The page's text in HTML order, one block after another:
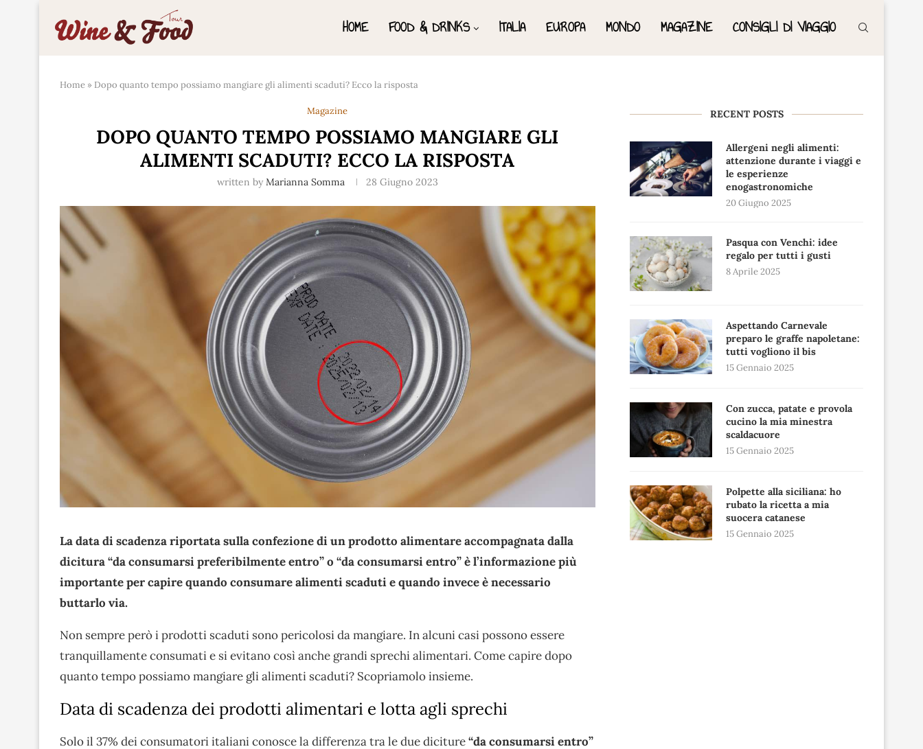
HOME FOOD & DRINKS ITALIA EUROPA MONDO MAGAZINE CONSIGLI DI VIAGGIO
Home » Dopo quanto tempo possiamo mangiare gli alimenti scaduti? Ecco la risposta
Magazine
DOPO QUANTO TEMPO POSSIAMO MANGIARE GLI
ALIMENTI SCADUTI? ECCO LA RISPOSTA
written by Marianna Somma 28 Giugno 2023
La data di scadenza riportata sulla confezione di un prodotto alimentare accompagnata dalla
dicitura “da consumarsi preferibilmente entro” o “da consumarsi entro” è l’informazione più
importante per capire quando consumare alimenti scaduti e quando invece è necessario
buttarlo via.
Non sempre però i prodotti scaduti sono pericolosi da mangiare. In alcuni casi possono essere
tranquillamente consumati e si evitano così anche grandi sprechi alimentari. Come capire dopo
quanto tempo possiamo mangiare gli alimenti scaduti? Scopriamolo insieme.
Data di scadenza dei prodotti alimentari e lotta agli sprechi
Solo il 37% dei consumatori italiani conosce la differenza tra le due diciture“da consumarsi entro”
RECENT POSTS
Allergeni negli alimenti:
attenzione durante i viaggi e
le esperienze
enogastronomiche
20 Giugno 2025
Pasqua con Venchi: idee
regalo per tutti i gusti
8 Aprile 2025
Aspettando Carnevale
preparo le graffe napoletane:
tutti vogliono il bis
15 Gennaio 2025
Con zucca, patate e provola
cucino la mia minestra
scaldacuore
15 Gennaio 2025
Polpette alla siciliana: ho
rubato la ricetta a mia
suocera catanese
15 Gennaio 2025